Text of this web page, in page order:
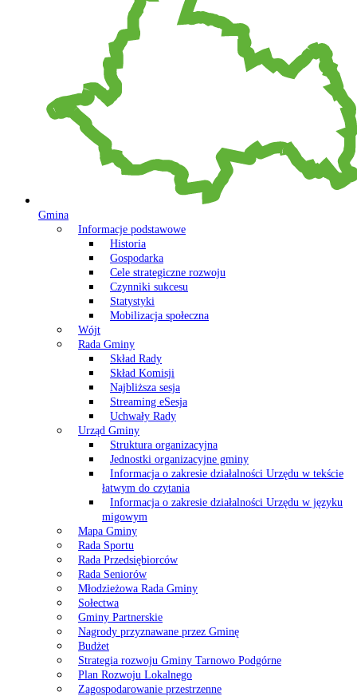
Gmina
Informacje podstawowe
Historia
Gospodarka
Cele strategiczne rozwoju
Czynniki sukcesu
Statystyki
Mobilizacja społeczna
Wójt
Rada Gminy
Skład Rady
Skład Komisji
Najbliższa sesja
Streaming eSesja
Uchwały Rady
Urząd Gminy
Struktura organizacyjna
Jednostki organizacyjne gminy
Informacja o zakresie działalności Urzędu w tekście
łatwym do czytania
Informacja o zakresie działalności Urzędu w języku
migowym
Mapa Gminy
Rada Sportu
Rada Przedsiębiorców
Rada Seniorów
Młodzieżowa Rada Gminy
Sołectwa
Gminy Partnerskie
Nagrody przyznawane przez Gminę
Budżet
Strategia rozwoju Gminy Tarnowo Podgórne
Plan Rozwoju Lokalnego
Zagospodarowanie przestrzenne